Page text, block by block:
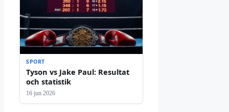
SPORT
Tyson vs Jake Paul: Resultat
och statistik
16 jun 2026